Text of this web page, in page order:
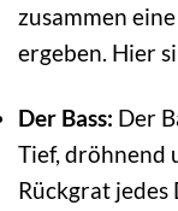
zusammen
ergeben. Hier
Der Bass: Der
Tief, dröhnend
Rückgrat jedes